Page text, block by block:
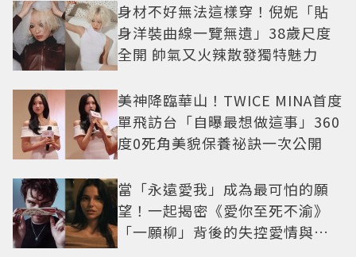
身材不好無法這樣穿！倪妮「貼
身洋裝曲線一覽無遺」38歲尺度
全開 帥氣又火辣散發獨特魅力
美神降臨華山！TWICE MINA首度
單飛訪台「自曝最想做這事」360
度0死角美貌保養祕訣一次公開
當「永遠愛我」成為最可怕的願
望！一起揭密《愛你至死不渝》
「一願柳」背後的失控愛情與爆